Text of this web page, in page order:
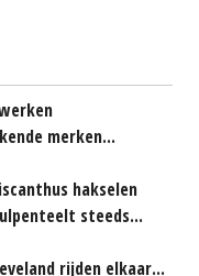
merken...
hakselen
steeds...
rijden elkaar...